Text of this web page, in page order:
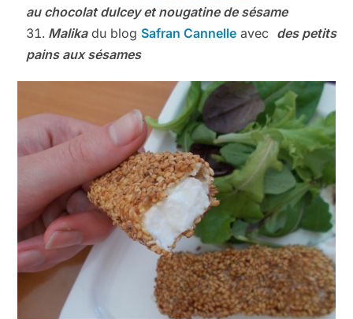
au chocolat dulcey et nougatine de sésame
Malikadu blog Safran Cannelleavec des petits
pains aux sésames